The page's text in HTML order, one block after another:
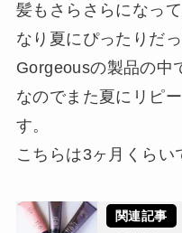
髪もさらさらになっ
なり夏にぴったりだ
Gorgeousの製品の中
なのでまた夏にリピ
す。
こちらは3ヶ月くらい